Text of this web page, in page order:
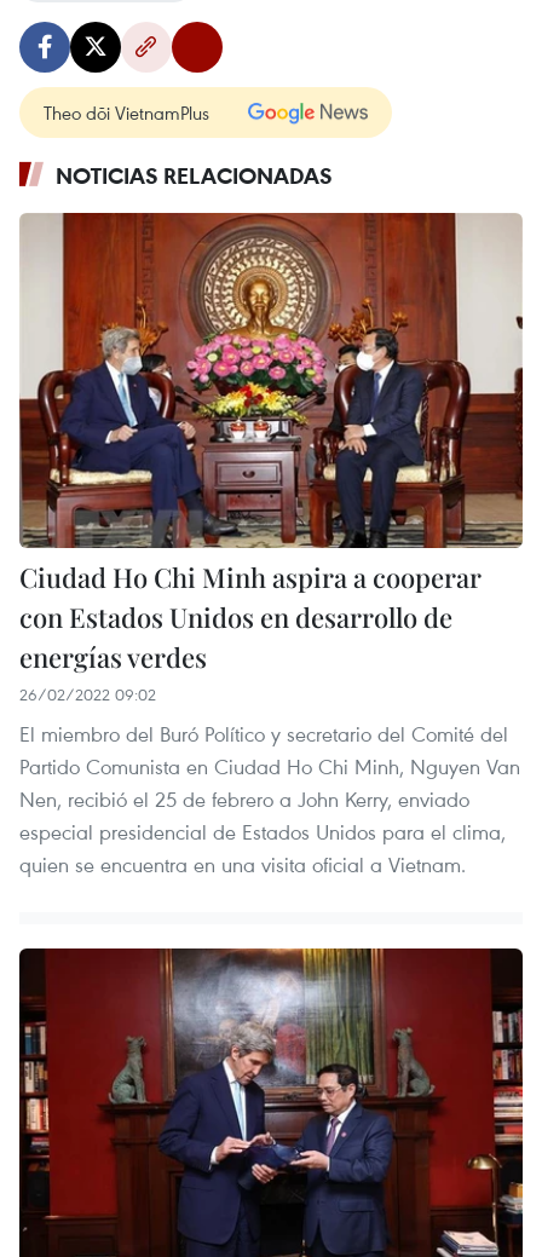
Theo dõi VietnamPlus
NOTICIAS RELACIONADAS
Ciudad Ho Chi Minh aspira a cooperar
con Estados Unidos en desarrollo de
energías verdes
26/02/2022 09:02
El miembro del Buró Político y secretario del Comité del
Partido Comunista en Ciudad Ho Chi Minh, Nguyen Van
Nen, recibió el 25 de febrero a John Kerry, enviado
especial presidencial de Estados Unidos para el clima,
quien se encuentra en una visita oficial a Vietnam.